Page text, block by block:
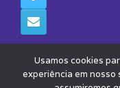
Usamos cookies
experiência em nosso